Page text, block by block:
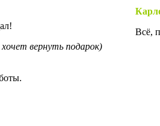
вернуть подарок)
Всё,